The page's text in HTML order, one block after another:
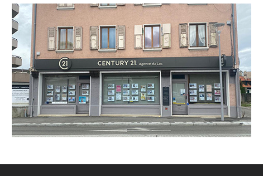
CENTURY 21 Agence du Lac
92 route de Genève
GAILLARD - 74240
Envoyer un message
Téléphoner à l'agence